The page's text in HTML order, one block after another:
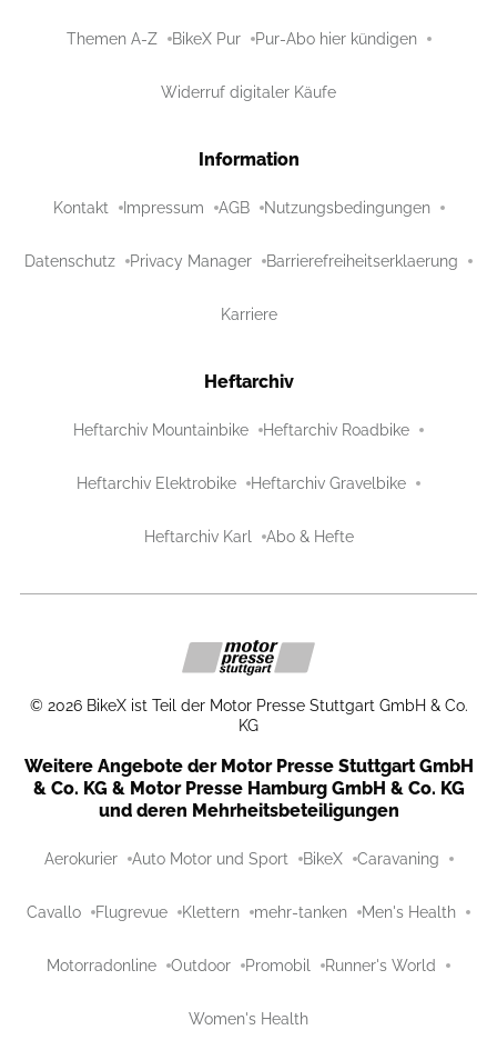
Themen A-Z BikeX Pur Pur-Abo hier kündigen
Widerruf digitaler Käufe
Information
Kontakt Impressum AGB Nutzungsbedingungen
Datenschutz Privacy Manager Barrierefreiheitserklaerung
Karriere
Heftarchiv
Heftarchiv Mountainbike Heftarchiv Roadbike
Heftarchiv Elektrobike Heftarchiv Gravelbike
Heftarchiv Karl Abo & Hefte
© 2026 BikeX ist Teil der Motor Presse Stuttgart GmbH & Co.
KG
Weitere Angebote der Motor Presse Stuttgart GmbH
& Co. KG & Motor Presse Hamburg GmbH & Co. KG
und deren Mehrheitsbeteiligungen
Aerokurier Auto Motor und Sport BikeX Caravaning
Cavallo Flugrevue Klettern mehr-tanken Men's Health
Motorradonline Outdoor Promobil Runner's World
Women's Health